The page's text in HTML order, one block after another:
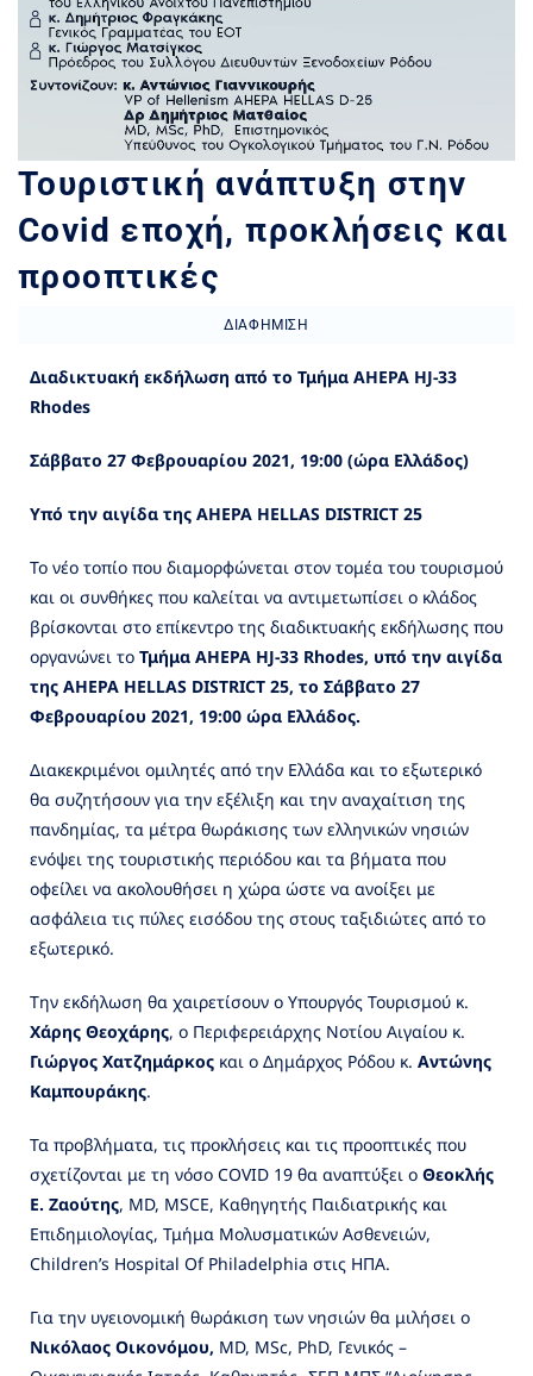
Τουριστική ανάπτυξη στην
Covid εποχή, προκλήσεις και
προοπτικές
ΔΙΑΦΉΜΙΣΗ
Διαδικτυακή εκδήλωση από το Τμήμα AHEPA HJ-33
Rhodes
Σάββατο 27 Φεβρουαρίου 2021, 19:00 (ώρα Ελλάδος)
Υπό την αιγίδα της AHEPA HELLAS DISTRICT 25
Το νέο τοπίο που διαμορφώνεται στον τομέα του τουρισμού
και οι συνθήκες που καλείται να αντιμετωπίσει ο κλάδος
βρίσκονται στο επίκεντρο της διαδικτυακής εκδήλωσης που
οργανώνει το Τμήμα AHEPA HJ-33 Rhodes, υπό την αιγίδα
της AHEPA HELLAS DISTRICT 25, το Σάββατο 27
Φεβρουαρίου 2021, 19:00 ώρα Ελλάδος.
Διακεκριμένοι ομιλητές από την Ελλάδα και το εξωτερικό
θα συζητήσουν για την εξέλιξη και την αναχαίτιση της
πανδημίας, τα μέτρα θωράκισης των ελληνικών νησιών
ενόψει της τουριστικής περιόδου και τα βήματα που
οφείλει να ακολουθήσει η χώρα ώστε να ανοίξει με
ασφάλεια τις πύλες εισόδου της στους ταξιδιώτες από το
εξωτερικό.
Την εκδήλωση θα χαιρετίσουν ο Υπουργός Τουρισμού κ.
Χάρης Θεοχάρης, ο Περιφερειάρχης Νοτίου Αιγαίου κ.
Γιώργος Χατζημάρκος και ο Δημάρχος Ρόδου κ. Αντώνης
Καμπουράκης.
Τα προβλήματα, τις προκλήσεις και τις προοπτικές που
σχετίζονται με τη νόσο COVID 19 θα αναπτύξει ο Θεοκλής
Ε. Ζαούτης, MD, MSCE, Καθηγητής Παιδιατρικής και
Επιδημιολογίας, Τμήμα Μολυσματικών Ασθενειών,
Children’s Hospital Of Philadelphia στις ΗΠΑ.
Για την υγειονομική θωράκιση των νησιών θα μιλήσει ο
Νικόλαος Οικονόμου, MD, MSc, PhD, Γενικός –